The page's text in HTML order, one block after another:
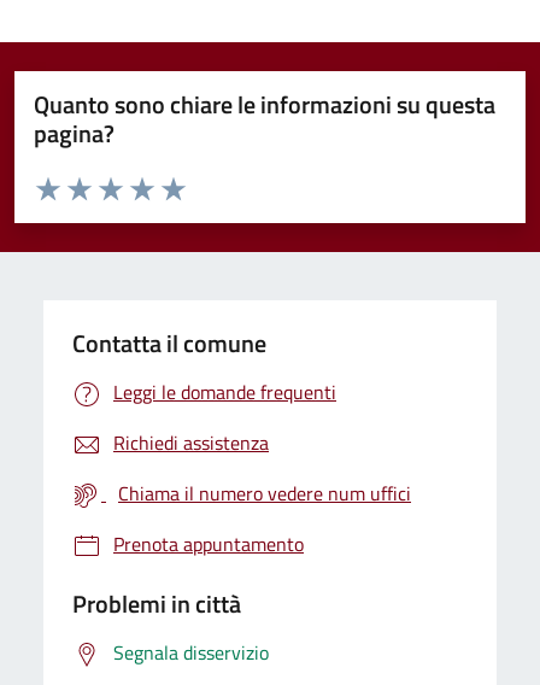
Quanto sono chiare le informazioni su questa
pagina?
Valuta da 1 a 5 stelle la pagina
Valuta 5 stelle su 5
Valuta 4 stelle su 5
Valuta 3 stelle su 5
Valuta 2 stelle su 5
Valuta 1 stelle su 5
Contatta il comune
Leggi le domande frequenti
Richiedi assistenza
Chiama il numero vedere num uffici
Prenota appuntamento
Problemi in città
Segnala disservizio